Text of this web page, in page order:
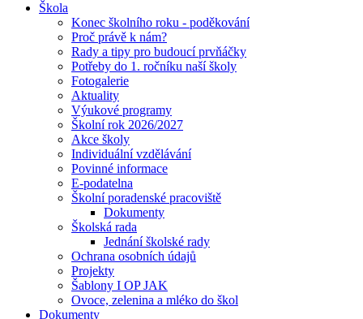
Škola
Konec školního roku - poděkování
Proč právě k nám?
Rady a tipy pro budoucí prvňáčky
Potřeby do 1. ročníku naší školy
Fotogalerie
Aktuality
Výukové programy
Školní rok 2026/2027
Akce školy
Individuální vzdělávání
Povinné informace
E-podatelna
Školní poradenské pracoviště
Dokumenty
Školská rada
Jednání školské rady
Ochrana osobních údajů
Projekty
Šablony I OP JAK
Ovoce, zelenina a mléko do škol
Dokumenty